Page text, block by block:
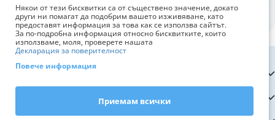
Информация
Обслужване на клиенти
Някои от тези бисквитки са от съществено значение, докато
други ни помагат да подобрим вашето изживяване, като
предоставят информация за това как се използва сайтът.
За по-подробна информация относно бисквитките, които
използваме, моля, проверете нашата
Декларация за поверителност
Повече информация
Приемам всички